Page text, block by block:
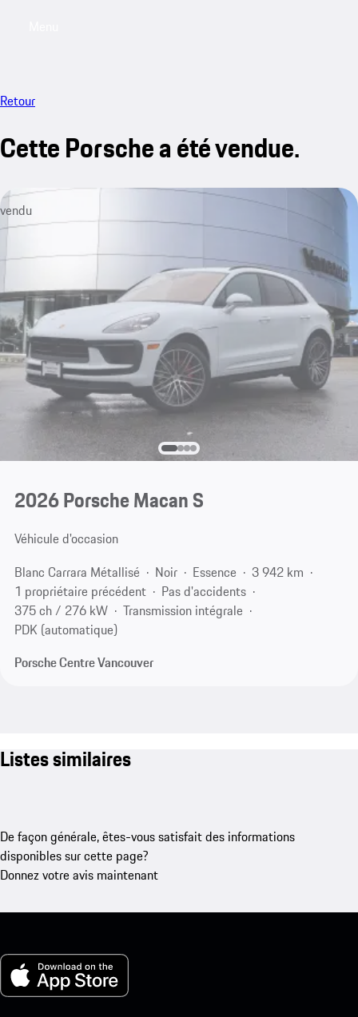
Retour
Cette Porsche a été vendue.
vendu
2026 Porsche Macan S
Véhicule d'occasion
Blanc Carrara Métallisé
Noir Essence
3 942 km
1 propriétaire précédent
Pas d'accidents
375 ch / 276 kW
Transmission intégrale
PDK (automatique)
Porsche Centre Vancouver
Listes similaires
De façon générale, êtes-vous satisfait des informations
disponibles sur cette page?
Donnez votre avis maintenant